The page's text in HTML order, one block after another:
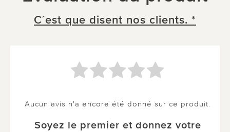
C´est que disent nos clients. *
Aucun avis n'a encore été donné sur ce produit.
Soyez le premier et donnez votre